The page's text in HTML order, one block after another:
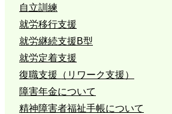
自立訓練
就労移行支援
就労継続支援B型
就労定着支援
復職支援（リワーク支援）
障害年金について
精神障害者福祉手帳について